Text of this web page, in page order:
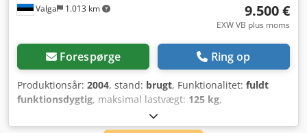
Valga 1.013 km 9.500 €
EXW VB plus moms
Forespørge Ring op
Produktionsår: 2004, stand: brugt, Funktionalitet: fuldt
funktionsdygtig, maksimal lastvægt: 125 kg,
, maskine/køretøjsnummer:
and 3690, Parti bestående af 2 – TUPESA SC 125 V